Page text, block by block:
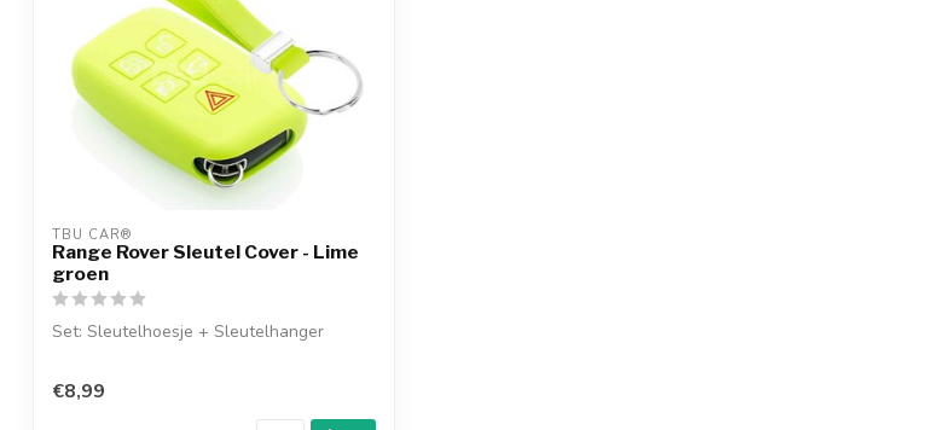
TBU CAR®
Range Rover Sleutel Cover - Lime
groen
Set: Sleutelhoesje + Sleutelhanger
€8,99